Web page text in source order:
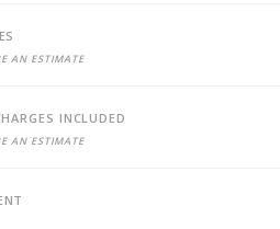
an estimate
included
an estimate